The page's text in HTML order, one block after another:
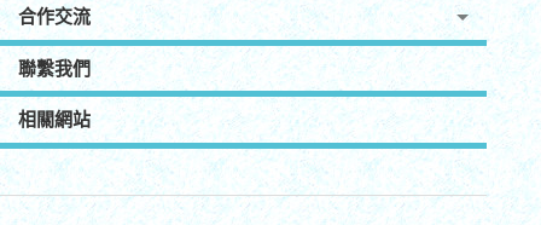
合作交流
聯繫我們
相關網站